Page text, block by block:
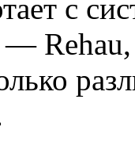
с
—